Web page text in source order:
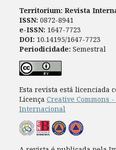
Territorium: Revista
ISSN: 0872-8941
e-ISSN: 1647-7723
DOI: 10.14195/1647-7723
Periodicidade: Semestral
Esta revista está licenciada
Licença Creative Commons
Internacional